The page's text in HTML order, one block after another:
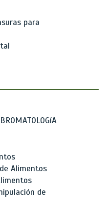
para
Alimentos
de